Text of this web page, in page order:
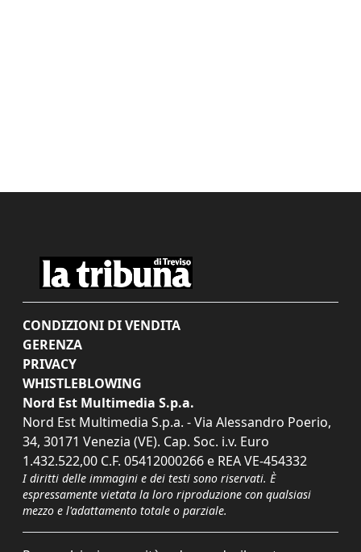
CONDIZIONI DI VENDITA
GERENZA
PRIVACY
WHISTLEBLOWING
Nord Est Multimedia S.p.a.
Nord Est Multimedia S.p.a. - Via Alessandro Poerio,
34, 30171 Venezia (VE). Cap. Soc. i.v. Euro
1.432.522,00 C.F. 05412000266 e REA VE-454332
I diritti delle immagini e dei testi sono riservati. È
espressamente vietata la loro riproduzione con qualsiasi
mezzo e l'adattamento totale o parziale.